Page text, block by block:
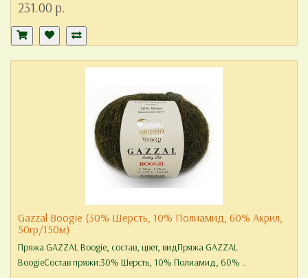
231.00 р.
Gazzal Boogie (30% Шерсть, 10% Полиамид, 60% Акрил,
50гр/150м)
Пряжа GAZZAL Boogie, состав, цвет, видПряжа GAZZAL
BoogieСостав пряжи:30% Шерсть, 10% Полиамид, 60% ..